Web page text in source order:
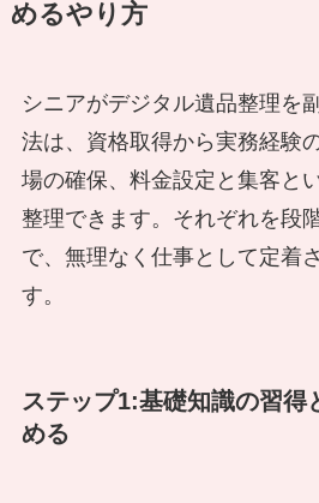
めるやり方
シニアがデジタル遺品整理を
法は、資格取得から実務経験
場の確保、料金設定と集客と
整理できます。それぞれを段
で、無理なく仕事として定着
す。
ステップ1:基礎知識の習得
める